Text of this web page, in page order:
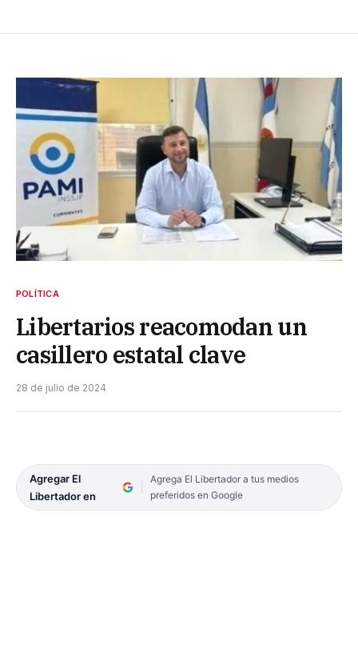
POLÍTICA
Libertarios reacomodan un
casillero estatal clave
28 de julio de 2024
Agregar El
Libertador en
Agrega El Libertador a tus medios
preferidos en Google